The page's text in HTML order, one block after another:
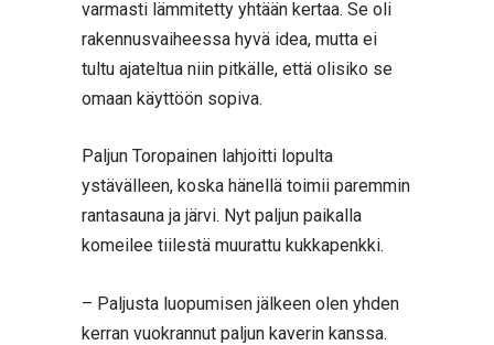
varmasti lämmitetty yhtään kertaa. Se oli
rakennusvaiheessa hyvä idea, mutta ei
tultu ajateltua niin pitkälle, että olisiko se
omaan käyttöön sopiva.
Paljun Toropainen lahjoitti lopulta
ystävälleen, koska hänellä toimii paremmin
rantasauna ja järvi. Nyt paljun paikalla
komeilee tiilestä muurattu kukkapenkki.
– Paljusta luopumisen jälkeen olen yhden
kerran vuokrannut paljun kaverin kanssa.